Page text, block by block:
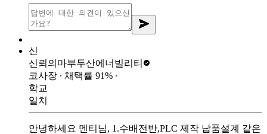
신
신뢰의마부두산에너빌리티
코사장 ∙ 채택률 91% ∙
학교
일치
안녕하세요 멘티님, 1.수배전반,PLC 제작 납품설계 같은